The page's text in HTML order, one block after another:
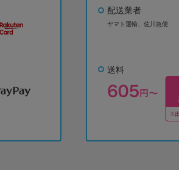
配送業者
ヤマト運輸、佐川急便
送料